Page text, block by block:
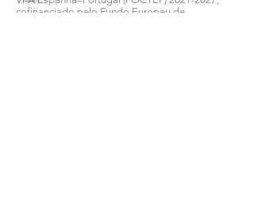
cofinanciado pelo Fundo Europeu de